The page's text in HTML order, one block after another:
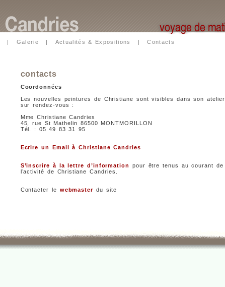
| Galerie | Actualités & Expositions |Contacts
contacts
Coordonnées
Les nouvelles peintures de Christiane sont visibles dans son atelier
sur rendez-vous :
Mme Christiane Candries
45, rue St Mathelin 86500 MONTMORILLON
Tél. : 05 49 83 31 95
Ecrire un Email à Christiane Candries
S’inscrire à la lettre d’information
pour être tenus au courant de
l’activité de Christiane Candries.
Contacter le webmaster du site